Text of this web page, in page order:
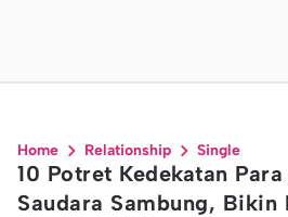
Home Relationship Single
10 Potret Kedekatan
Saudara Sambung, Bikin